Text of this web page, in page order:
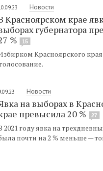
Новости
Красноярском крае
губернатора
%
15
Красноярского края
Новости
на выборах в
превысила 20 %
27
2021 году явка на
почти на 2 % меньше —